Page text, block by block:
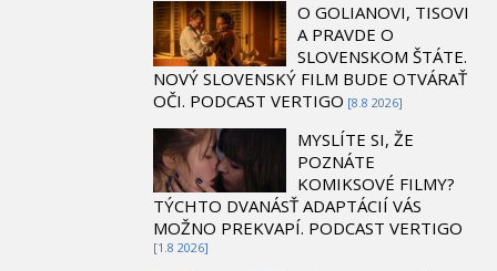
O GOLIANOVI, TISOVI
A PRAVDE O
SLOVENSKOM ŠTÁTE.
NOVÝ SLOVENSKÝ FILM BUDE OTVÁRAŤ
OČI. PODCAST VERTIGO [8.8 2026]
MYSLÍTE SI, ŽE
POZNÁTE
KOMIKSOVÉ FILMY?
TÝCHTO DVANÁSŤ ADAPTÁCIÍ VÁS
MOŽNO PREKVAPÍ. PODCAST VERTIGO
[1.8 2026]